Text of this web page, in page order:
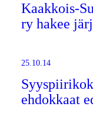
Kaakkois-
ry hakee
25.10.14
ehdokkaat